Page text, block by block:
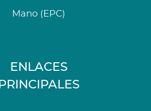
Mano (EPC)
ENLACES
PRINCIPALES